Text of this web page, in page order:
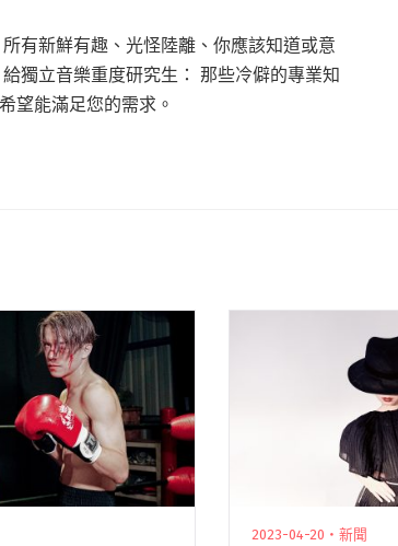
有新鮮有趣、光怪陸離、你應該知道或意
獨立音樂重度研究生： 那些冷僻的專業知
望能滿足您的需求。
2023-04-20・新聞